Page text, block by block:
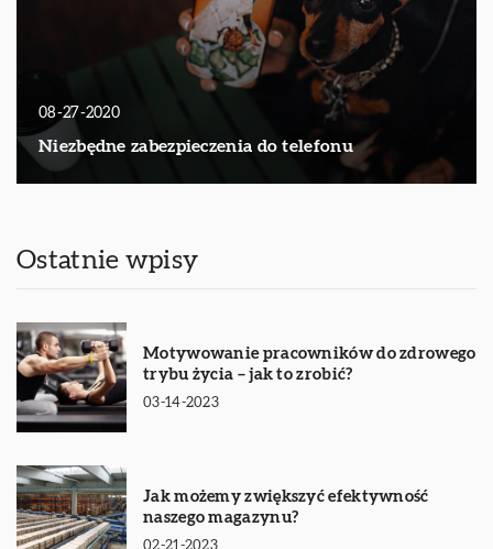
08-27-2020
Niezbędne zabezpieczenia do telefonu
Ostatnie wpisy
Motywowanie pracowników do zdrowego
trybu życia – jak to zrobić?
03-14-2023
Jak możemy zwiększyć efektywność
naszego magazynu?